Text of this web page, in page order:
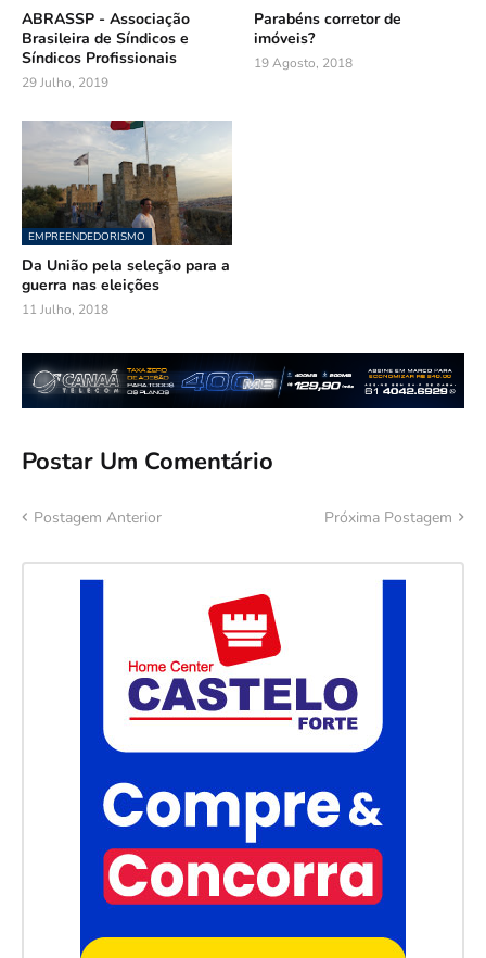
ABRASSP - Associação
Brasileira de Síndicos e
Síndicos Profissionais
29 Julho, 2019
Parabéns corretor de
imóveis?
19 Agosto, 2018
EMPREENDEDORISMO
Da União pela seleção para a
guerra nas eleições
11 Julho, 2018
Postar Um Comentário
Postagem Anterior Próxima Postagem